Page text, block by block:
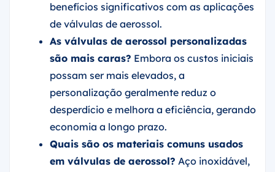
benefícios significativos com as aplicações
de válvulas de aerossol.
As válvulas de aerossol personalizadas
são mais caras? Embora os custos iniciais
possam ser mais elevados, a
personalização geralmente reduz o
desperdício e melhora a eficiência, gerando
economia a longo prazo.
Quais são os materiais comuns usados
em válvulas de aerossol? Aço inoxidável,